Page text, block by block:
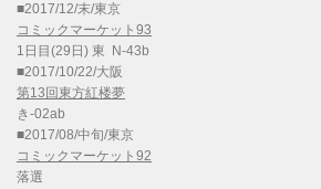
■2017/12/末/東京
コミックマーケット93
1日目(29日) 東 N-43b
■2017/10/22/大阪
第13回東方紅楼夢
き-02ab
■2017/08/中旬/東京
コミックマーケット92
落選